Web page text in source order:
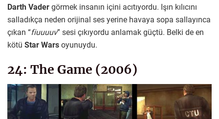
Darth Vader görmek insanın içini acıtıyordu. Işın kılıcını
salladıkça neden orijinal ses yerine havaya sopa sallayınca
çıkan “fiuuuuv” sesi çıkıyordu anlamak güçtü. Belki de en
kötü Star Wars oyunuydu.
24: The Game (2006)